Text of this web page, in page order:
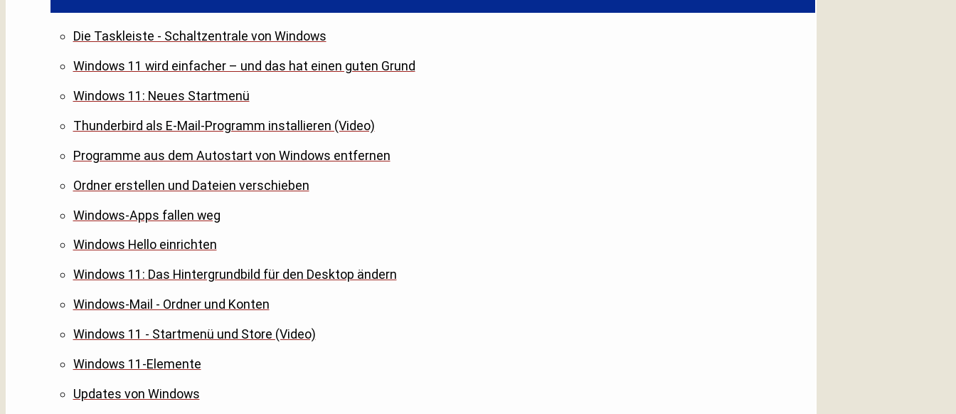
Die Taskleiste - Schaltzentrale von Windows
Windows 11 wird einfacher – und das hat einen guten Grund
Windows 11: Neues Startmenü
Thunderbird als E-Mail-Programm installieren (Video)
Programme aus dem Autostart von Windows entfernen
Ordner erstellen und Dateien verschieben
Windows-Apps fallen weg
Windows Hello einrichten
Windows 11: Das Hintergrundbild für den Desktop ändern
Windows-Mail - Ordner und Konten
Windows 11 - Startmenü und Store (Video)
Windows 11-Elemente
Updates von Windows